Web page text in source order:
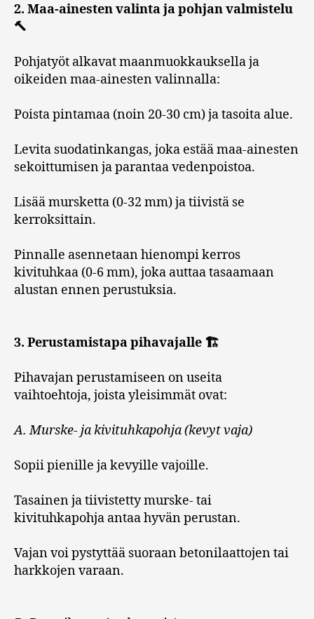
2. Maa-ainesten valinta ja pohjan valmistelu
🔨
Pohjatyöt alkavat maanmuokkauksella ja
oikeiden maa-ainesten valinnalla:
Poista pintamaa (noin 20-30 cm) ja tasoita alue.
Levita suodatinkangas, joka estää maa-ainesten
sekoittumisen ja parantaa vedenpoistoa.
Lisää mursketta (0-32 mm) ja tiivistä se
kerroksittain.
Pinnalle asennetaan hienompi kerros
kivituhkaa (0-6 mm), joka auttaa tasaamaan
alustan ennen perustuksia.
3. Perustamistapa pihavajalle 🏗️
Pihavajan perustamiseen on useita
vaihtoehtoja, joista yleisimmät ovat:
A. Murske- ja kivituhkapohja (kevyt vaja)
Sopii pienille ja kevyille vajoille.
Tasainen ja tiivistetty murske- tai
kivituhkapohja antaa hyvän perustan.
Vajan voi pystyttää suoraan betonilaattojen tai
harkkojen varaan.